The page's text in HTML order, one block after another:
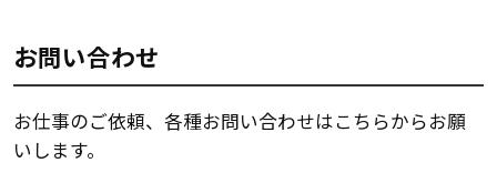
お問い合わせ
お仕事のご依頼、各種お問い合わせはこちらからお願
いします。